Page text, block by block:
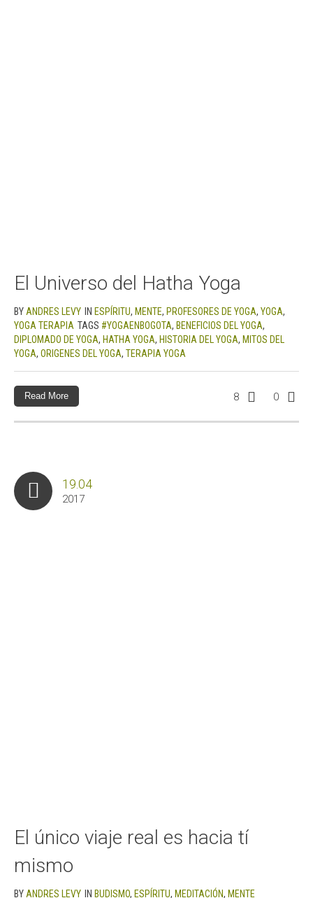
El Universo del Hatha Yoga
BY ANDRES LEVY IN ESPÍRITU, MENTE, PROFESORES DE YOGA, YOGA,
YOGA TERAPIA TAGS #YOGAENBOGOTA, BENEFICIOS DEL YOGA,
DIPLOMADO DE YOGA, HATHA YOGA, HISTORIA DEL YOGA, MITOS DEL
YOGA, ORIGENES DEL YOGA, TERAPIA YOGA
8 0
Read More
19.04
2017
El único viaje real es hacia tí
mismo
BY ANDRES LEVY IN BUDISMO, ESPÍRITU, MEDITACIÓN, MENTE